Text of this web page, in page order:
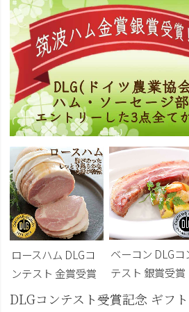
ロースハム DLGコ
ンテスト 金賞受賞
ベーコン DLGコ
テスト 銀賞受賞
DLGコンテスト受賞記念 ギフ